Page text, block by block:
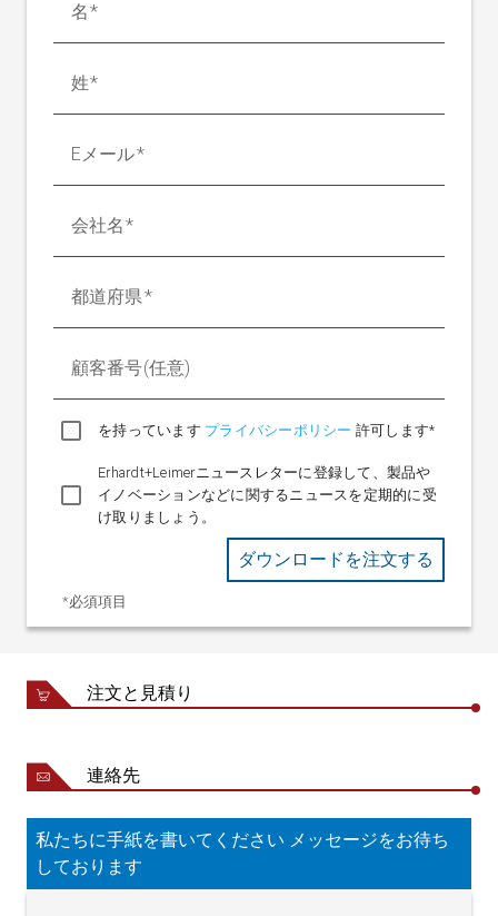
御速度
ウェブテンション
最大 700 N
ローラー径
周囲温度
相対湿度
作動電圧
定格電圧範囲
電源ユニットを含む定
消費電力
最大 2.5 A DC (手動のセン
最大 3.7 A DC (モータ動作
によるセンサ位置設定)
イーサネット UDP、イー
サネット IP、プロフィネ
ット
保護等級
名
姓
Eメール
会社名
都道府県
顧客番号(任意)
を持っています プライバシーポリシー 許可します*
Erhardt+Leimerニュースレターに登録して、製品や
イノベーションなどに関するニュースを定期的に受
け取りましょう。
*必須項目
ダウンロードを注文する
注文と見積り
連絡先
私たちに手紙を書いてください メッセージをお待ち
しております